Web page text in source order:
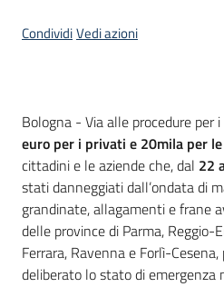
CondividiVedi azioni
Contenuto
Bologna - Via alle procedure per
euro per i privati e 20mila per
cittadini e le aziende che, dal 22
stati danneggiati dall’ondata di
grandinate, allagamenti e frane
delle province di Parma, Reggio-
Ferrara, Ravenna e Forlì-
deliberato lo stato di emergenza